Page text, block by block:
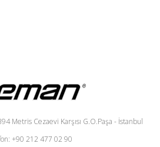
Metris Cezaevi Karşısı G.O.Paşa - İstanbul
+90 212 477 02 90